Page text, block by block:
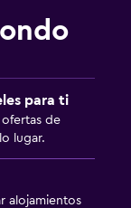
para ti
de
lugar.
alojamientos